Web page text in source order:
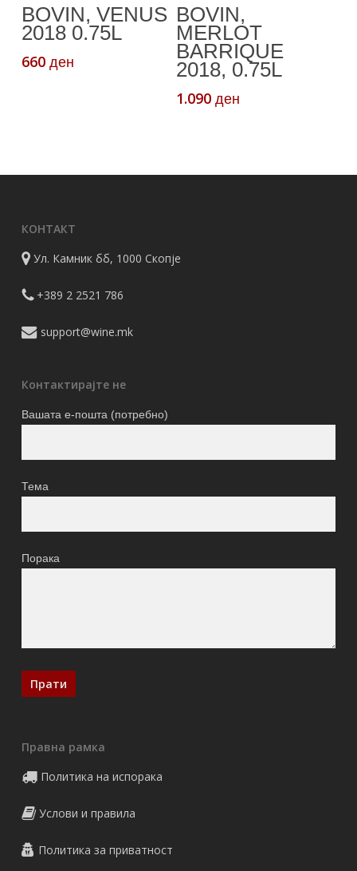
Додади Во
Кошничка
BOVIN, VENUS
2018 0.75L
660 ден
Додади Во
Кошничка
BOVIN,
MERLOT
BARRIQUE
2018, 0.75L
1.090ден
КОНТАКТ
Ул. Камник бб, 1000 Скопје
+389 2 2521 786
support@wine.mk
Контактирајте не
Вашата е-пошта (потребно)
Тема
Порака
Правна рамка
Политика на испорака
Услови и правила
Политика за приватност